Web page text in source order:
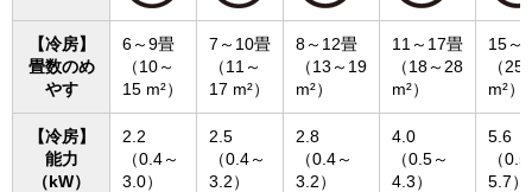
【冷房】
畳数のめ
やす
6～9畳
（10～
15 m²）
7～10畳
（11～
17 m²）
8～12畳
（13～19
m²）
11～17畳
（18～28
m²）
15～
（25
m²）
【冷房】
能力
（kW）
2.2
（0.4～
3.0）
2.5
（0.4～
3.2）
2.8
（0.4～
3.2）
4.0
（0.5～
4.3）
5.6
（
5.7）